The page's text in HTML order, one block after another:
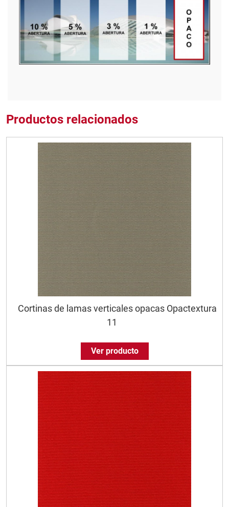
Productos relacionados
Cortinas de lamas verticales opacas Opactextura
11
Ver producto